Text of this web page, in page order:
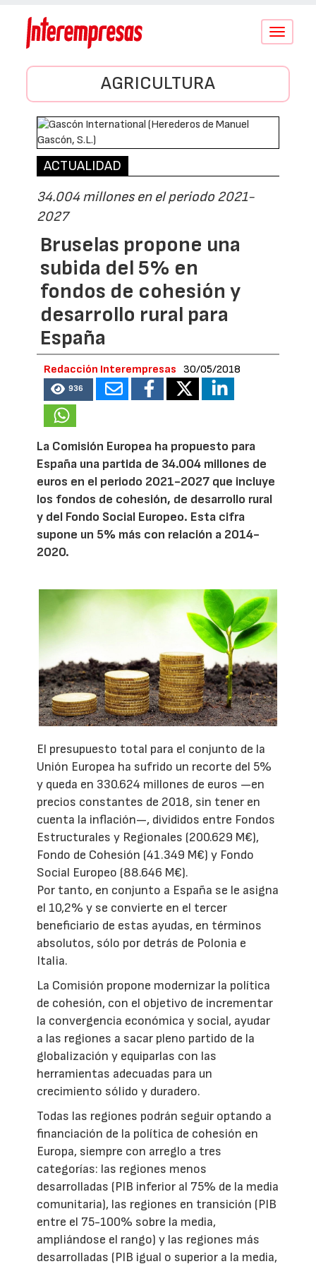
Conmutar
AGRICULTURA
ACTUALIDAD
34.004 millones en el periodo 2021-
2027
Bruselas propone una
subida del 5% en
fondos de cohesión y
desarrollo rural para
España
Redacción Interempresas 30/05/2018
936
La Comisión Europea ha propuesto para
España una partida de 34.004 millones de
euros en el periodo 2021-2027 que incluye
los fondos de cohesión, de desarrollo rural
y del Fondo Social Europeo. Esta cifra
supone un 5% más con relación a 2014-
2020.
El presupuesto total para el conjunto de la
Unión Europea ha sufrido un recorte del 5%
y queda en 330.624 millones de euros —en
precios constantes de 2018, sin tener en
cuenta la inflación—, divididos entre Fondos
Estructurales y Regionales (200.629 M€),
Fondo de Cohesión (41.349 M€) y Fondo
Social Europeo (88.646 M€).
Por tanto, en conjunto a España se le asigna
el 10,2% y se convierte en el tercer
beneficiario de estas ayudas, en términos
absolutos, sólo por detrás de Polonia e
Italia.
La Comisión propone modernizar la política
de cohesión, con el objetivo de incrementar
la convergencia económica y social, ayudar
a las regiones a sacar pleno partido de la
globalización y equiparlas con las
herramientas adecuadas para un
crecimiento sólido y duradero.
Todas las regiones podrán seguir optando a
financiación de la política de cohesión en
Europa, siempre con arreglo a tres
categorías: las regiones menos
desarrolladas (PIB inferior al 75% de la media
comunitaria), las regiones en transición (PIB
entre el 75-100% sobre la media,
ampliándose el rango) y las regiones más
desarrolladas (PIB igual o superior a la media,